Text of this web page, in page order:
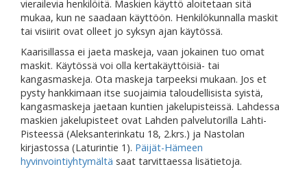
vierailevia henkilöitä. Maskien käyttö aloitetaan sitä
mukaa, kun ne saadaan käyttöön. Henkilökunnalla maskit
tai visiirit ovat olleet jo syksyn ajan käytössä.
Kaarisillassa ei jaeta maskeja, vaan jokainen tuo omat
maskit. Käytössä voi olla kertakäyttöisiä- tai
kangasmaskeja. Ota maskeja tarpeeksi mukaan. Jos et
pysty hankkimaan itse suojaimia taloudellisista syistä,
kangasmaskeja jaetaan kuntien jakelupisteissä. Lahdessa
maskien jakelupisteet ovat Lahden palvelutorilla Lahti-
Pisteessä (Aleksanterinkatu 18, 2.krs.) ja Nastolan
kirjastossa (Laturintie 1). Päijät-Hämeen
hyvinvointiyhtymältä saat tarvittaessa lisätietoja.